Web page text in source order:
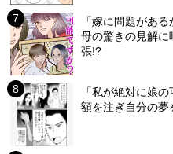
「嫁に問題があ
母の驚きの見解
張!?
「私が絶対に娘
額を注ぎ自分の